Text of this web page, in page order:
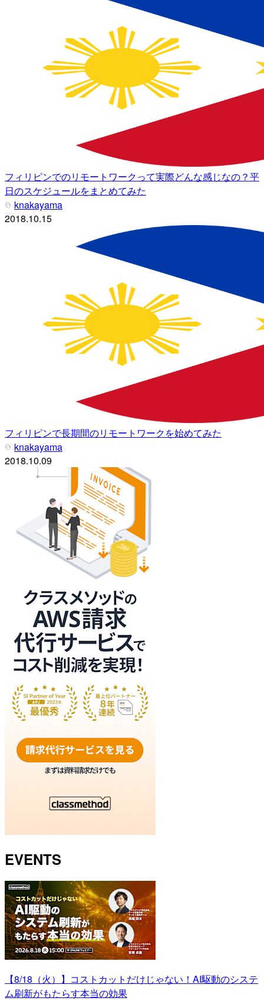
フィリピンでのリモートワークって実際どんな感じなの？平
日のスケジュールをまとめてみた
knakayama
2018.10.15
フィリピンで長期間のリモートワークを始めてみた
knakayama
2018.10.09
EVENTS
【8/18（火）】コストカットだけじゃない！AI駆動のシステ
ム刷新がもたらす本当の効果